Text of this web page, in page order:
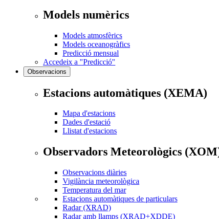
Models numèrics
Models atmosfèrics
Models oceanogràfics
Predicció mensual
Accedeix a "Predicció"
Observacions
Estacions automàtiques (XEMA)
Mapa d'estacions
Dades d'estació
Llistat d'estacions
Observadors Meteorològics
Observacions diàries
Vigilància meteorològica
Temperatura del mar
Estacions automàtiques de particulars
Radar (XRAD)
Radar amb llamps (XRAD+XDDE)